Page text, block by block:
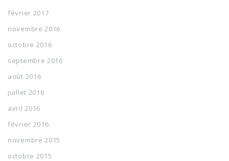
février 2017
novembre 2016
octobre 2016
septembre 2016
août 2016
juillet 2016
avril 2016
février 2016
novembre 2015
octobre 2015